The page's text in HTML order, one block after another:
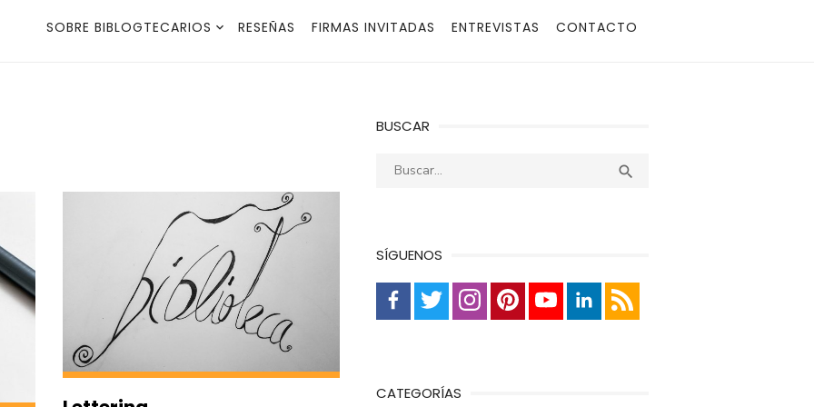
SOBRE BIBLOGTECARIOS RESEÑAS FIRMAS INVITADAS ENTREVISTAS CONTACTO
BUSCAR
Buscar: 
SÍGUENOS
CATEGORÍAS